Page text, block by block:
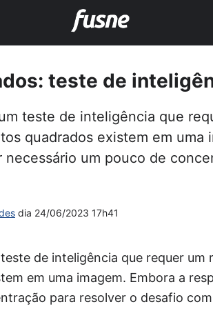
teste de
teste de inteligência que
quadrados existem em uma
um pouco de
dia 24/06/2023 17h41
de inteligência que requer um
em uma imagem. Embora a
para resolver o desafio